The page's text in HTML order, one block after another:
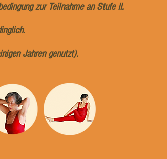
zur Teilnahme an Stufe II.
Jahren genutzt).